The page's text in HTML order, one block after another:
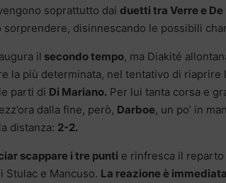
soprattutto dai duetti tra Verre e De
sorprendere, disinnescando le possibili
il secondo tempo, ma Diakité
la più determinata, nel tentativo di riaprire
parti di Di Mariano. Per lui tanta corsa e
dalla fine, però, Darboe, un po’ in
distanza: 2-2.
scappare i tre punti e rinfresca il
Stulac e Mancuso. La reazione è